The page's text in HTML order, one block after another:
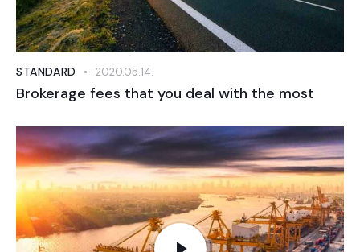
STANDARD 2020.05.14.
Brokerage fees that you deal with the most